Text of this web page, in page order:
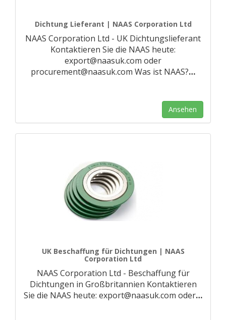
Dichtung Lieferant | NAAS Corporation Ltd
NAAS Corporation Ltd - UK Dichtungslieferant
Kontaktieren Sie die NAAS heute:
export@naasuk.com oder
procurement@naasuk.com Was ist NAAS?…
Ansehen
UK Beschaffung für Dichtungen | NAAS
Corporation Ltd
NAAS Corporation Ltd - Beschaffung für
Dichtungen in Großbritannien Kontaktieren
Sie die NAAS heute: export@naasuk.com oder…